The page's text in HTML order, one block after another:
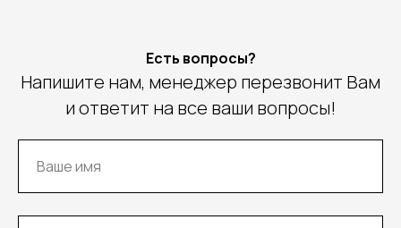
Есть вопросы?
Напишите нам, менеджер перезвонит Вам
и ответит на все ваши вопросы!